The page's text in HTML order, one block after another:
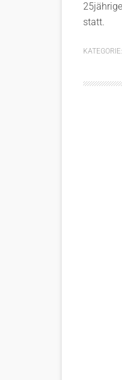
statt.
KATEGORIE: